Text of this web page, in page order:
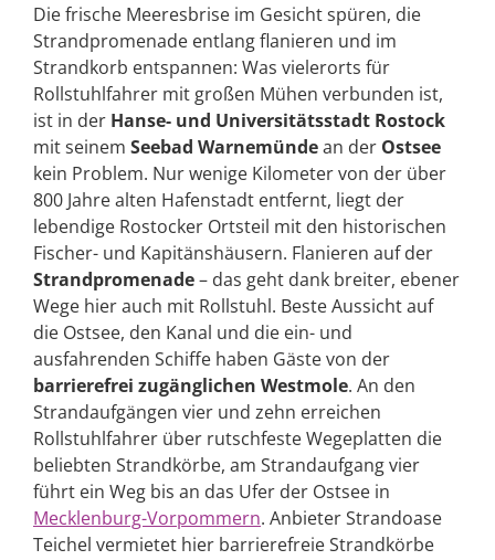
Die frische Meeresbrise im Gesicht spüren, die
Strandpromenade entlang flanieren und im
Strandkorb entspannen: Was vielerorts für
Rollstuhlfahrer mit großen Mühen verbunden ist,
ist in der Hanse- und Universitätsstadt Rostock
mit seinem Seebad Warnemündean der Ostsee
kein Problem. Nur wenige Kilometer von der über
800 Jahre alten Hafenstadt entfernt, liegt der
lebendige Rostocker Ortsteil mit den historischen
Fischer- und Kapitänshäusern. Flanieren auf der
Strandpromenade– das geht dank breiter, ebener
Wege hier auch mit Rollstuhl. Beste Aussicht auf
die Ostsee, den Kanal und die ein- und
ausfahrenden Schiffe haben Gäste von der
barrierefrei zugänglichen Westmole. An den
Strandaufgängen vier und zehn erreichen
Rollstuhlfahrer über rutschfeste Wegeplatten die
beliebten Strandkörbe, am Strandaufgang vier
führt ein Weg bis an das Ufer der Ostsee in
Mecklenburg-Vorpommern. Anbieter Strandoase
Teichel vermietet hier barrierefreie Strandkörbe